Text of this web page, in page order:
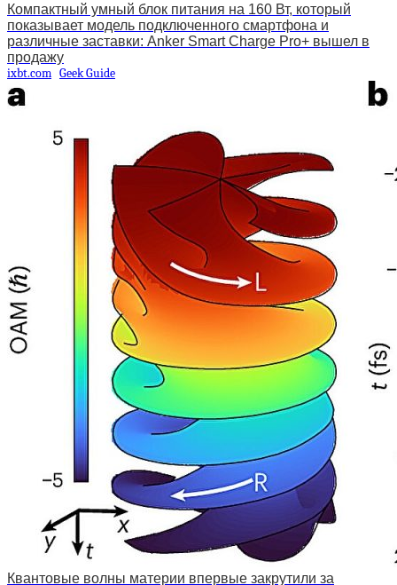
Компактный умный блок питания на 160 Вт, который
показывает модель подключенного смартфона и
различные заставки: Anker Smart Charge Pro+ вышел в
продажу
ixbt.com Geek Guide
Квантовые волны материи впервые закрутили за